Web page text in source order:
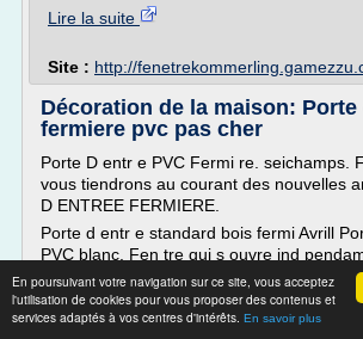
En poursuivant votre navigation sur ce site, vous acceptez
l'utilisation de cookies pour vous proposer des contenus et
services adaptés à vos centres d'intérêts. En savoir plus
Lire la suite
Site : http://
Décoration de la maison: Porte
fermiere pvc pas cher
Porte D entr e PVC Fermi re. seichamps.
vous tiendrons au courant des nouvelles
D ENTREE FERMIERE.
Porte d entr e standard bois fermi Avrill
PVC blanc. Fen tre qui s ouvre ind
rieur. 178X75cm. Tirant serrure. Ll Porte
qualit TOP a acheter en ligne livraison
Germany juasqu a moins cher sur Portes